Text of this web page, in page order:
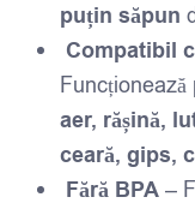
puțin săpun
Compatibil
Funcționează
aer, rășină,
ceară, gips,
Fără BPA –